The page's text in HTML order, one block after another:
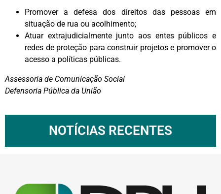
Promover a defesa dos direitos das pessoas em
situação de rua ou acolhimento;
Atuar extrajudicialmente junto aos entes públicos e
redes de proteção para construir projetos e promover o
acesso a políticas públicas.
Assessoria de Comunicação Social
Defensoria Pública da União
NOTÍCIAS RECENTES